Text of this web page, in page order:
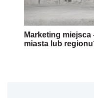
Marketing
miasta lub